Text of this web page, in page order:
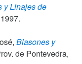
y Linajes de
1997.
Blasones y
de Pontevedra,